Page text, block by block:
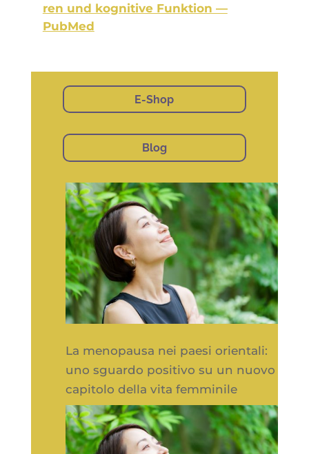
ren und kogni­tive Funk­tion —
PubMed
E-Shop
Blog
La menopausa nei paesi orientali:
uno sguardo positivo su un nuovo
capitolo della vita femminile